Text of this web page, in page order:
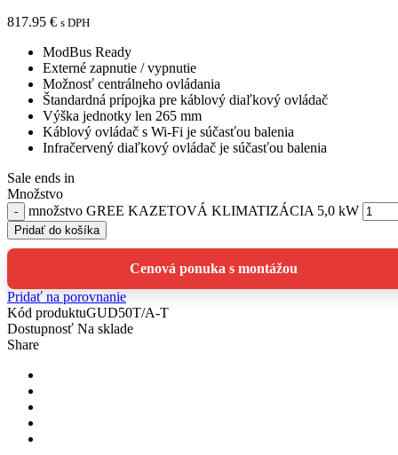
817.95 € s DPH
ModBus Ready
Externé zapnutie / vypnutie
Možnosť centrálneho ovládania
Štandardná prípojka pre káblový diaľkový ovládač
Výška jednotky len 265 mm
Káblový ovládač s Wi-Fi je súčasťou balenia
Infračervený diaľkový ovládač je súčasťou balenia
Sale ends in
Množstvo
množstvo GREE KAZETOVÁ KLIMATIZÁCIA 5,0 kW
Pridať do košíka
Cenová ponuka s montážou
Pridať na porovnanie
Kód produktuGUD50T/A-T
Dostupnosť Na sklade
Share